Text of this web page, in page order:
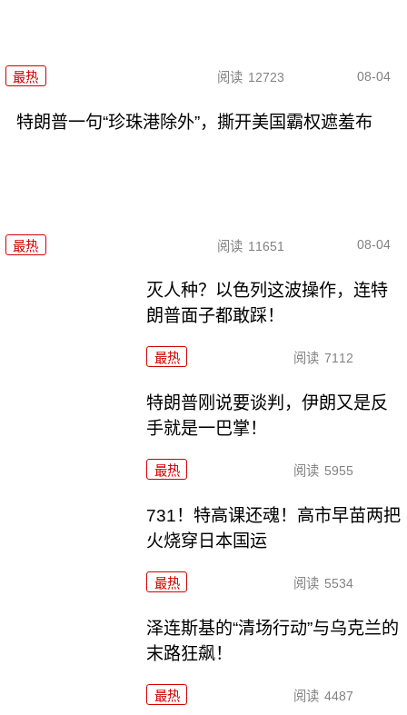
最热 阅读 12723 08-04
特朗普一句“珍珠港除外”，撕开美国霸权遮羞布
最热 阅读 11651 08-04
灭人种？以色列这波操作，连特
朗普面子都敢踩！
最热 阅读 7112
特朗普刚说要谈判，伊朗又是反
手就是一巴掌！
最热 阅读 5955
731！特高课还魂！高市早苗两把
火烧穿日本国运
最热 阅读 5534
泽连斯基的“清场行动”与乌克兰的
末路狂飙！
最热 阅读 4487